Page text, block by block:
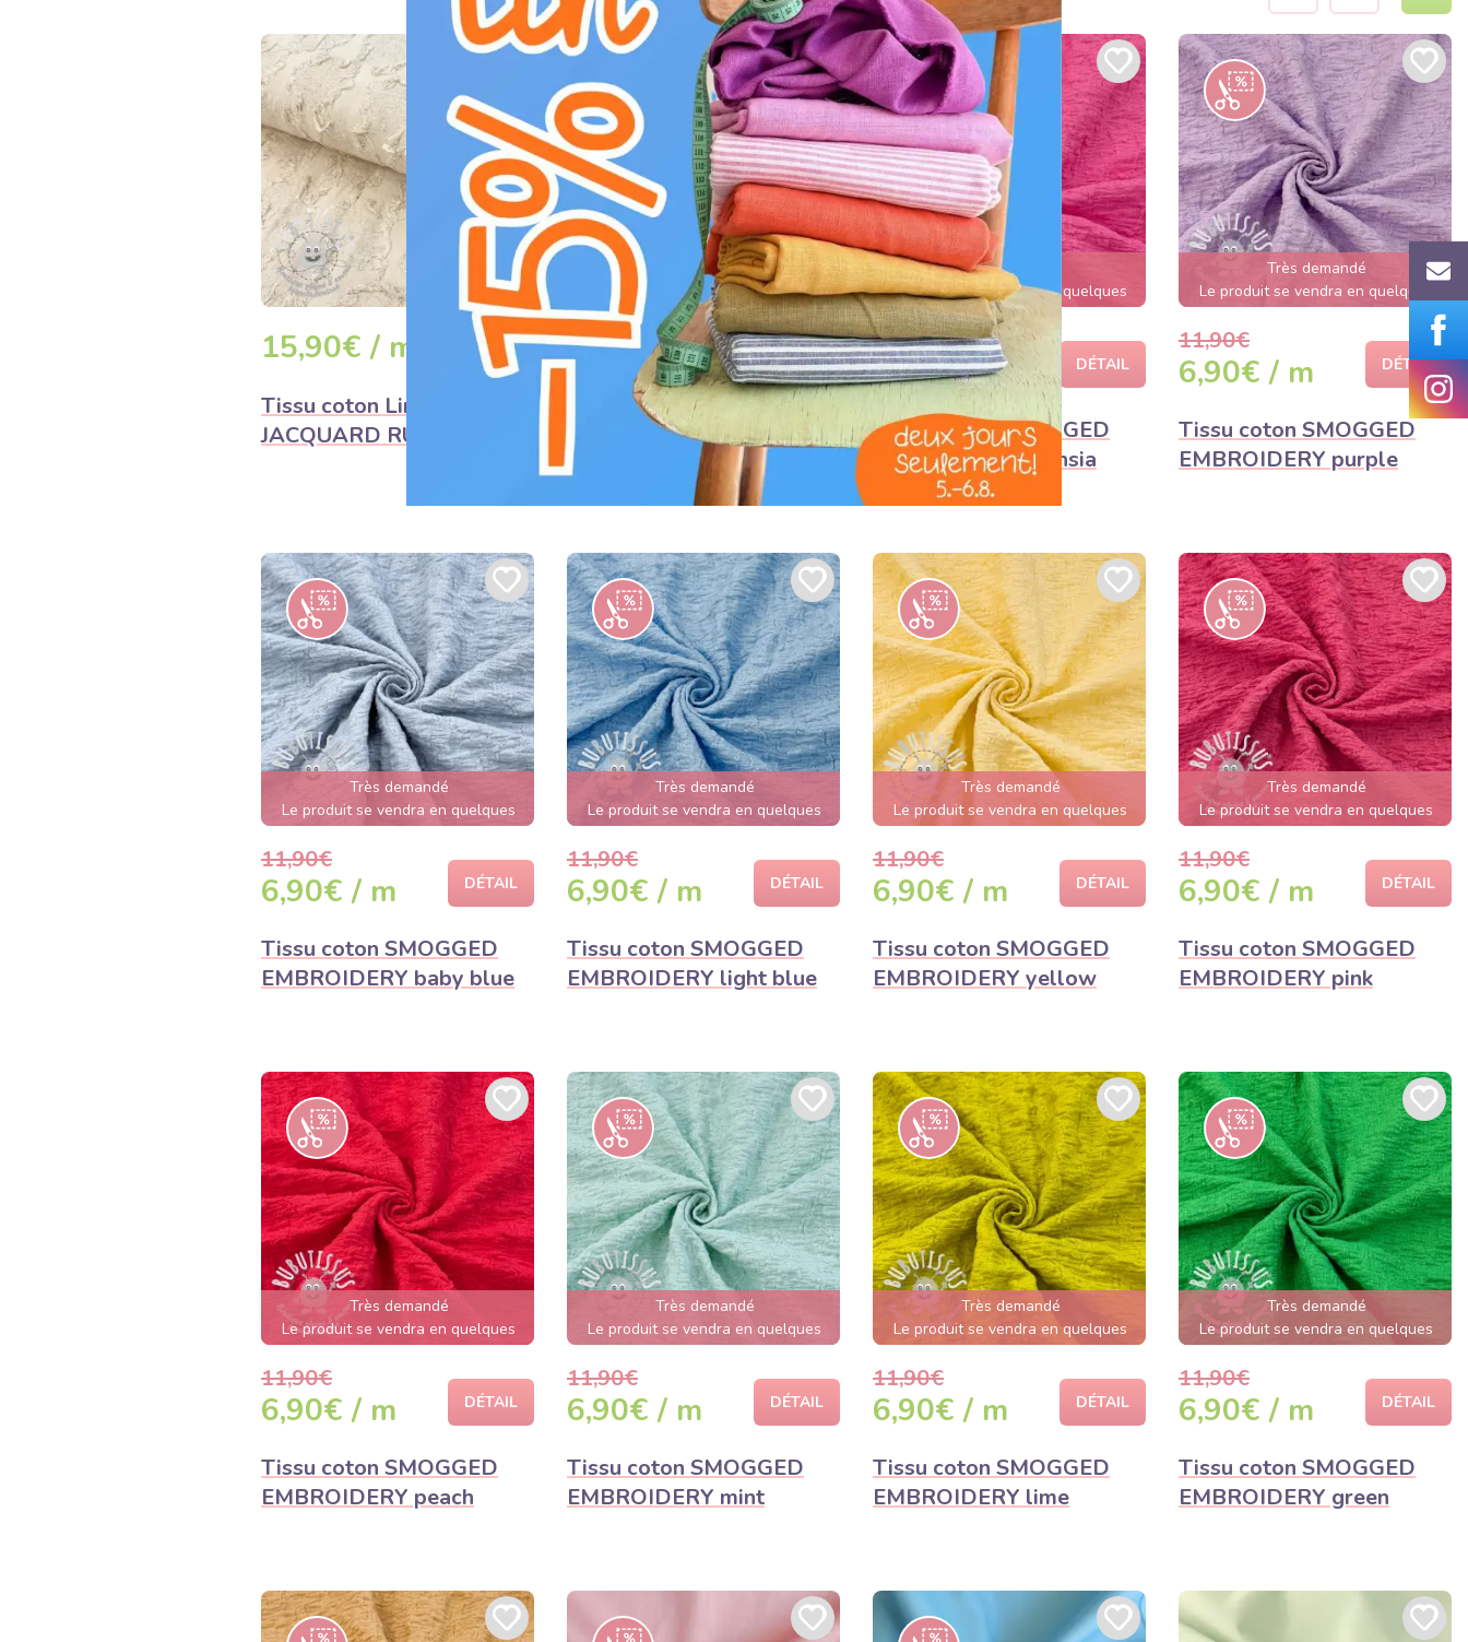
15,90€ / m DÉTAIL
Tissu coton Lin
JACQUARD RUFFLE
Très demandé
Le produit se vendra en quelques
heures
11,90€
6,90€ / m DÉTAIL
Tissu coton SMOGGED
EMBROIDERY light pink
Très demandé
Le produit se vendra en quelques
heures
11,90€
6,90€ / m DÉTAIL
Tissu coton SMOGGED
EMBROIDERY fuchsia
Très demandé
Le produit se vendra en quelques
heures
11,90€
6,90€ / m DÉTAIL
Tissu coton SMOGGED
EMBROIDERY purple
Très demandé
Le produit se vendra en quelques
heures
11,90€
6,90€ / m DÉTAIL
Tissu coton SMOGGED
EMBROIDERY baby blue
Très demandé
Le produit se vendra en quelques
heures
11,90€
6,90€ / m DÉTAIL
Tissu coton SMOGGED
EMBROIDERY light blue
Très demandé
Le produit se vendra en quelques
heures
11,90€
6,90€ / m DÉTAIL
Tissu coton SMOGGED
EMBROIDERY yellow
Très demandé
Le produit se vendra en quelques
heures
11,90€
6,90€ / m DÉTAIL
Tissu coton SMOGGED
EMBROIDERY pink
Très demandé
Le produit se vendra en quelques
heures
11,90€
6,90€ / m DÉTAIL
Tissu coton SMOGGED
EMBROIDERY peach
Très demandé
Le produit se vendra en quelques
heures
11,90€
6,90€ / m DÉTAIL
Tissu coton SMOGGED
EMBROIDERY mint
Très demandé
Le produit se vendra en quelques
heures
11,90€
6,90€ / m DÉTAIL
Tissu coton SMOGGED
EMBROIDERY lime
Très demandé
Le produit se vendra en quelques
heures
11,90€
6,90€ / m DÉTAIL
Tissu coton SMOGGED
EMBROIDERY green